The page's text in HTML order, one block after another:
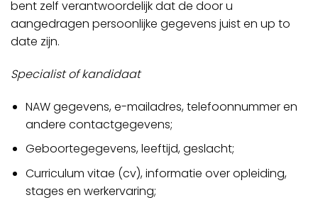
bent zelf verantwoordelijk dat de door u
aangedragen persoonlijke gegevens juist en up to
date zijn.
Specialist of kandidaat
NAW gegevens, e-mailadres, telefoonnummer en
andere contactgegevens;
Geboortegegevens, leeftijd, geslacht;
Curriculum vitae (cv), informatie over opleiding,
stages en werkervaring;